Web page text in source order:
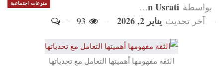
منوعات اجتماعية بواسطة Hanan Usrati
آخر تحديث يناير 2, 2026
الثقة مفهومها أهميتها التعامل مع تحدياتها